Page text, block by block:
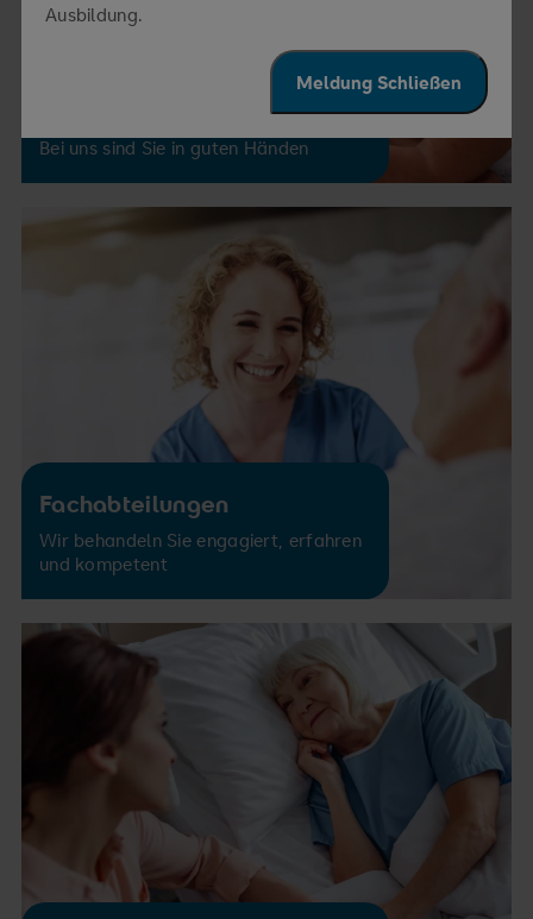
Ausbildung.
Meldung Schließen
Bei uns sind Sie in guten Händen
Fachabteilungen
Wir behandeln Sie engagiert, erfahren
und kompetent